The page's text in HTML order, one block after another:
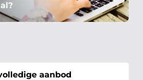
aanbod